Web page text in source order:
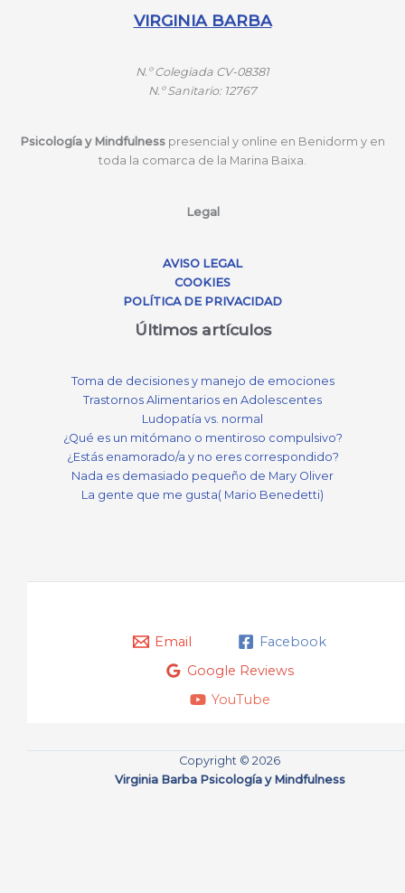
VIRGINIA BARBA
N.º Colegiada CV-08381
N.ºSanitario: 12767
Psicología y Mindfulness presencial y online en Benidorm y en
toda la comarca de la Marina Baixa.
Legal
AVISO LEGAL
COOKIES
POLÍTICA DE PRIVACIDAD
Últimos artículos
Toma de decisiones y manejo de emociones
Trastornos Alimentarios en Adolescentes
Ludopatía vs. normal
¿Qué es un mitómano o mentiroso compulsivo?
¿Estás enamorado/a y no eres correspondido?
Nada es demasiado pequeño de Mary Oliver
La gente que me gusta( Mario Benedetti)
Email
Facebook
Google Reviews
YouTube
Copyright © 2026
Virginia Barba Psicología y Mindfulness